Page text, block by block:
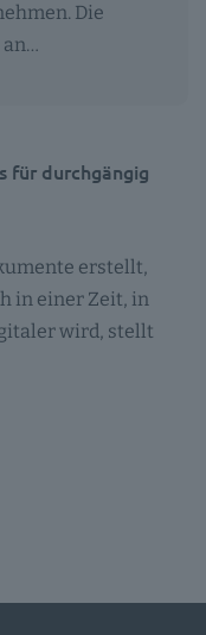
Die
an…
für durchgängig
erstellt,
in einer Zeit, in
wird, stellt